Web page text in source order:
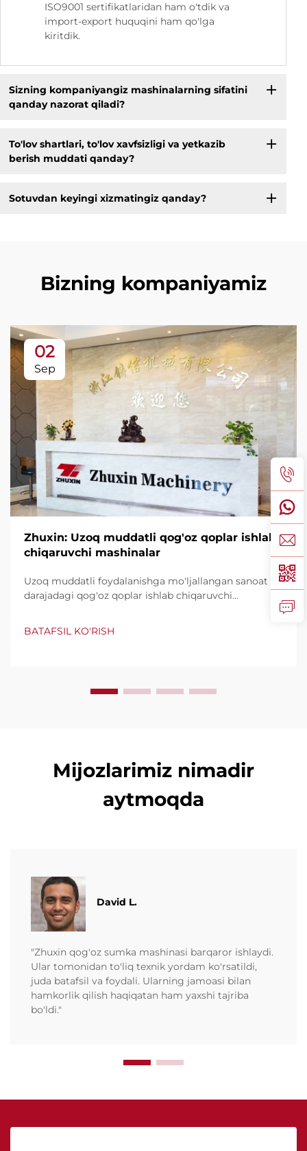
ISO9001 sertifikatlaridan ham o'tdik va
import-export huquqini ham qo'lga
kiritdik.
Sizning kompaniyangiz mashinalarning sifatini
qanday nazorat qiladi?
To'lov shartlari, to'lov xavfsizligi va yetkazib
berish muddati qanday?
Sotuvdan keyingi xizmatingiz qanday?
Bizning kompaniyamiz
02
Sep
Zhuxin: Uzoq muddatli qog'oz qoplar ishlab
chiqaruvchi mashinalar
Uzoq muddatli foydalanishga mo'ljallangan sanoat
darajadagi qog'oz qoplar ishlab chiqaruvchi
ishonchli, foydalanish qulayligi va minimal to'xtashlar
BATAFSIL KO'RISH
Mijozlarimiz nimadir
aytmoqda
David L.
"Zhuxin qog'oz sumka mashinasi barqaror ishlaydi.
Ular tomonidan to'liq texnik yordam ko'rsatildi,
juda batafsil va foydali. Ularning jamoasi bilan
hamkorlik qilish haqiqatan ham yaxshi tajriba
bo'ldi."